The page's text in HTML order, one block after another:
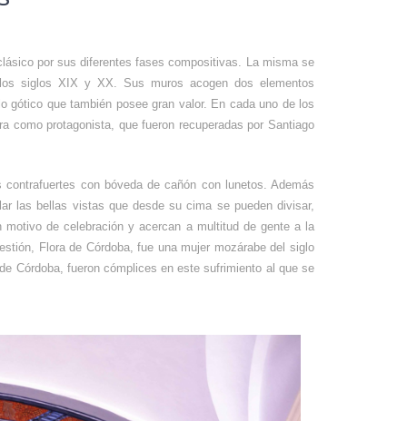
por sus diferentes fases compositivas. La misma se
siglos XIX y XX. Sus muros acogen dos elementos
que también posee gran valor. En cada uno de los
como protagonista, que fueron recuperadas por Santiago
con bóveda de cañón con lunetos. Además
las bellas vistas que desde su cima se pueden divisar,
de celebración y acercan a multitud de gente a la
Flora de Córdoba, fue una mujer mozárabe del siglo
Córdoba, fueron cómplices en este sufrimiento al que se